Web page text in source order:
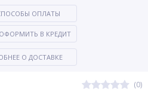
(0)
ОПЛАТЫ
В КРЕДИТ
О ДОСТАВКЕ